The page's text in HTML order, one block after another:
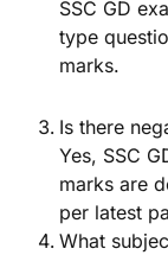
SSC GD
type
marks.
Is there
Yes, SSC
marks are
per latest
What